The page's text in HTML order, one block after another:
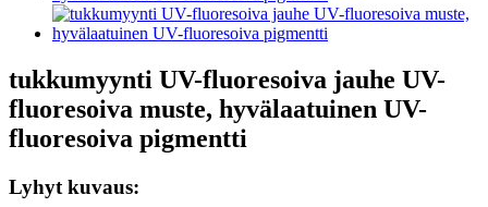
tukkumyynti UV-fluoresoiva jauhe UV-
fluoresoiva muste, hyvälaatuinen UV-
fluoresoiva pigmentti
Lyhyt kuvaus: